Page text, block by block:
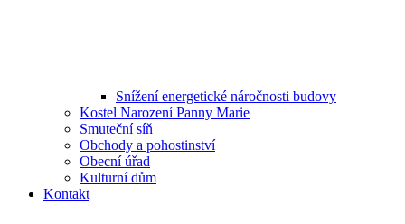
Snížení energetické náročnosti budovy
Kostel Narození Panny Marie
Smuteční síň
Obchody a pohostinství
Obecní úřad
Kulturní dům
Kontakt